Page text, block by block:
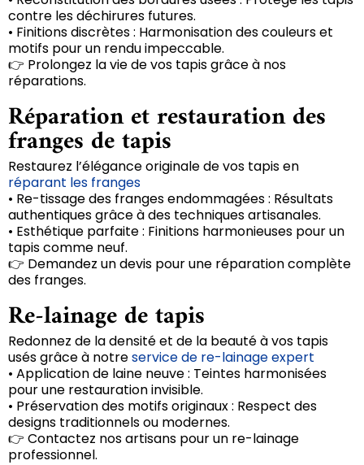
contre les déchirures futures.
• Finitions discrètes : Harmonisation des couleurs et
motifs pour un rendu impeccable.
👉 Prolongez la vie de vos tapis grâce à nos
réparations.
Réparation et restauration des
franges de tapis
Restaurez l’élégance originale de vos tapis en
réparant les franges
• Re-tissage des franges endommagées : Résultats
authentiques grâce à des techniques artisanales.
• Esthétique parfaite : Finitions harmonieuses pour un
tapis comme neuf.
👉 Demandez un devis pour une réparation complète
des franges.
Re-lainage de tapis
Redonnez de la densité et de la beauté à vos tapis
usés grâce à notreservice de re-lainage expert
• Application de laine neuve : Teintes harmonisées
pour une restauration invisible.
• Préservation des motifs originaux : Respect des
designs traditionnels ou modernes.
👉 Contactez nos artisans pour un re-lainage
professionnel.